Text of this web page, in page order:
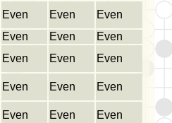
Even Even
Even
Even Even
Even
Even Even
Even
Even Even
Even
Even Even Even